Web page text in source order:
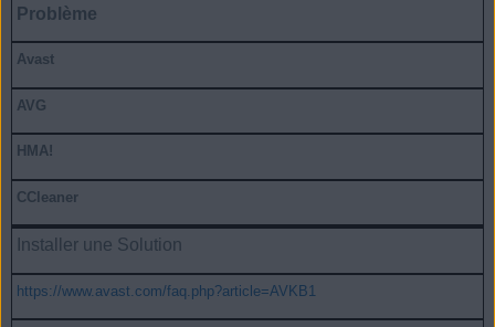
Problème
Avast
AVG
HMA!
CCleaner
Installer une Solution
https://www.avast.com/faq.php?article=AVKB1